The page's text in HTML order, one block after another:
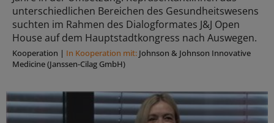
unterschiedlichen Bereichen des Gesundheitswesens
suchten im Rahmen des Dialogformates J&J Open
House auf dem Hauptstadtkongress nach Auswegen.
Kooperation | In Kooperation mit: Johnson & Johnson Innovative
Medicine (Janssen-Cilag GmbH)